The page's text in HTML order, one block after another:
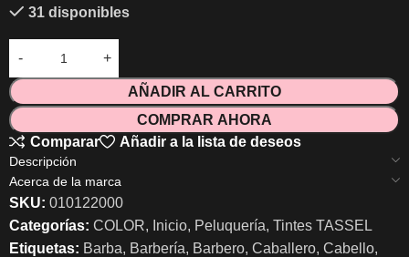
31 disponibles
AÑADIR AL CARRITO
COMPRAR AHORA
Comparar
Añadir a la lista de deseos
Descripción
Acerca de la marca
SKU: 010122000
Categorías: COLOR, Inicio, Peluquería, Tintes TASSEL
Etiquetas: Barba, Barbería, Barbero, Caballero, Cabello,